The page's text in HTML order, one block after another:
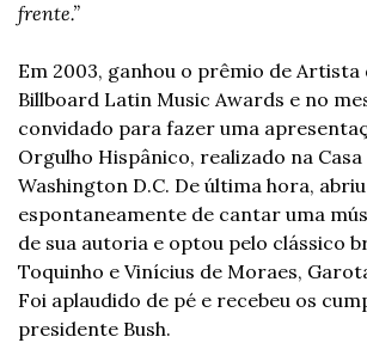
frente.”
Em 2003, ganhou o prêmio de Artista
Billboard Latin Music Awards e no
convidado para fazer uma
Orgulho Hispânico, realizado na
Washington D.C. De última hora,
espontaneamente de cantar uma
de sua autoria e optou pelo clássico
Toquinho e Vinícius de Moraes,
Foi aplaudido de pé e recebeu os
presidente Bush.